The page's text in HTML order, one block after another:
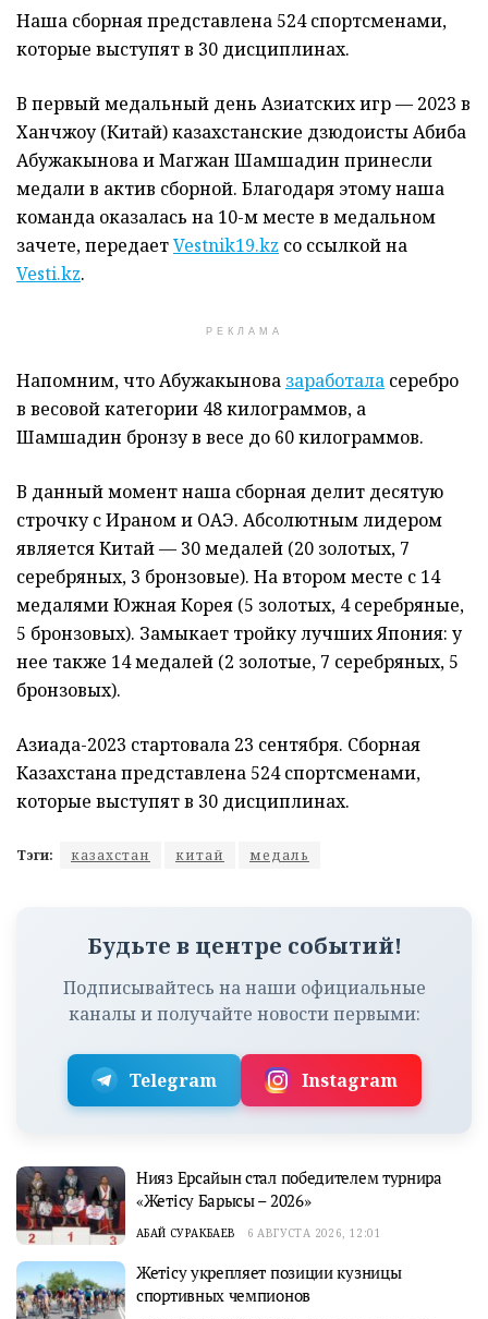
Наша сборная представлена 524 спортсменами,
которые выступят в 30 дисциплинах.
В первый медальный день Азиатских игр — 2023 в
Ханчжоу (Китай) казахстанские дзюдоисты Абиба
Абужакынова и Магжан Шамшадин принесли
медали в актив сборной. Благодаря этому наша
команда оказалась на 10-м месте в медальном
зачете, передаетVestnik19.kz со ссылкой на
Vesti.kz.
РЕКЛАМА
Напомним, что Абужакынова заработала серебро
в весовой категории 48 килограммов, а
Шамшадин бронзу в весе до 60 килограммов.
В данный момент наша сборная делит десятую
строчку с Ираном и ОАЭ. Абсолютным лидером
является Китай — 30 медалей (20 золотых, 7
серебряных, 3 бронзовые). На втором месте с 14
медалями Южная Корея (5 золотых, 4 серебряные,
5 бронзовых). Замыкает тройку лучших Япония: у
нее также 14 медалей (2 золотые, 7 серебряных, 5
бронзовых).
Азиада-2023 стартовала 23 сентября. Сборная
Казахстана представлена 524 спортсменами,
которые выступят в 30 дисциплинах.
Тэги: казахстан китай медаль
Будьте в центре событий!
Подписывайтесь на наши официальные
каналы и получайте новости первыми:
Telegram Instagram
Нияз Ерсайын стал победителем турнира
«Жетісу Барысы – 2026»
АБАЙ СУРАКБАЕВ 6 АВГУСТА 2026, 12:01
Жетісу укрепляет позиции кузницы
спортивных чемпионов